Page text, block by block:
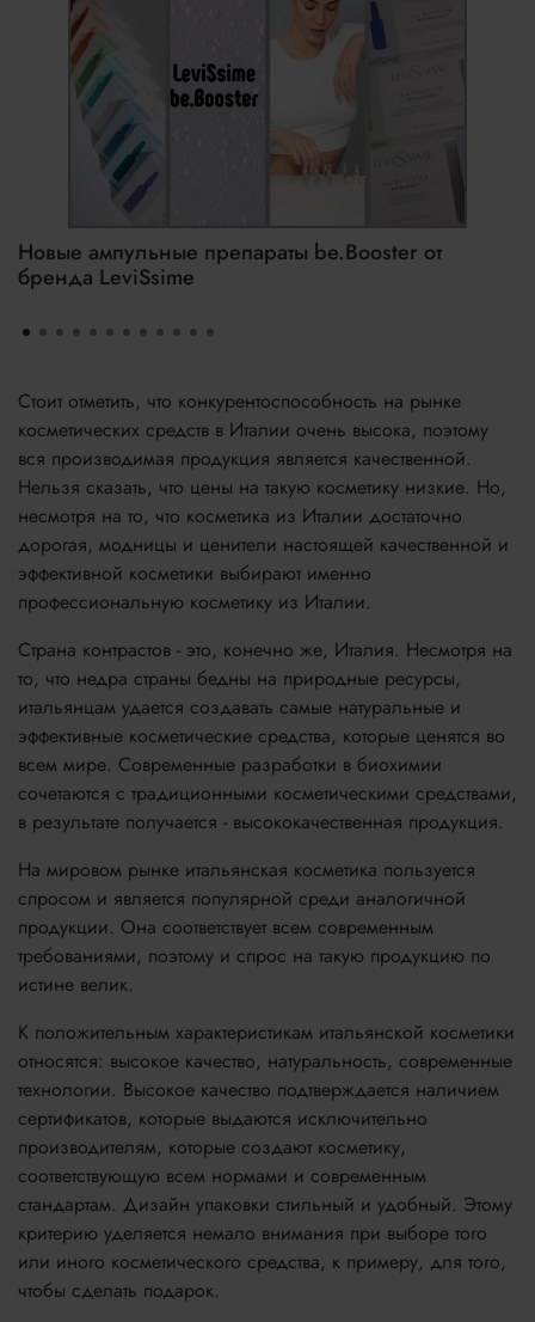
Новые ампульные препараты be.Booster от
бренда LeviSsime
Стоит отметить, что конкурентоспособность на рынке
косметических средств в Италии очень высока, поэтому
вся производимая продукция является качественной.
Нельзя сказать, что цены на такую косметику низкие. Но,
несмотря на то, что косметика из Италии достаточно
дорогая, модницы и ценители настоящей качественной и
эффективной косметики выбирают именно
профессиональную косметику из Италии.
Страна контрастов - это, конечно же, Италия. Несмотря на
то, что недра страны бедны на природные ресурсы,
итальянцам удается создавать самые натуральные и
эффективные косметические средства, которые ценятся во
всем мире. Современные разработки в биохимии
сочетаются с традиционными косметическими средствами,
в результате получается - высококачественная продукция.
На мировом рынке итальянская косметика пользуется
спросом и является популярной среди аналогичной
продукции. Она соответствует всем современным
требованиями, поэтому и спрос на такую продукцию по
истине велик.
К положительным характеристикам итальянской косметики
относятся: высокое качество, натуральность, современные
технологии. Высокое качество подтверждается наличием
сертификатов, которые выдаются исключительно
производителям, которые создают косметику,
соответствующую всем нормами и современным
стандартам. Дизайн упаковки стильный и удобный. Этому
критерию уделяется немало внимания при выборе того
или иного косметического средства, к примеру, для того,
чтобы сделать подарок.